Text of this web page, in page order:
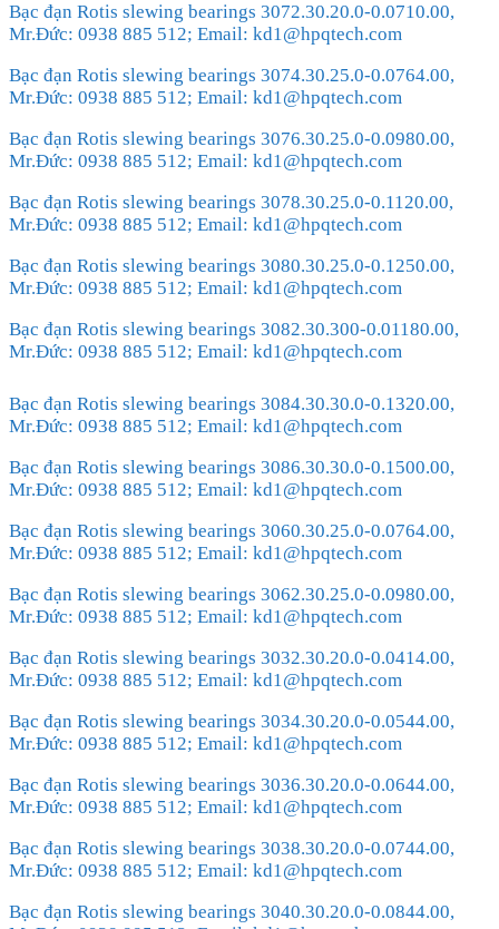
Bạc đạn Rotis slewing bearings 3072.30.20.0-0.0710.00,
Mr.Đức: 0938 885 512; Email: kd1@hpqtech.com
Bạc đạn Rotis slewing bearings 3074.30.25.0-0.0764.00,
Mr.Đức: 0938 885 512; Email: kd1@hpqtech.com
Bạc đạn Rotis slewing bearings 3076.30.25.0-0.0980.00,
Mr.Đức: 0938 885 512; Email: kd1@hpqtech.com
Bạc đạn Rotis slewing bearings 3078.30.25.0-0.1120.00,
Mr.Đức: 0938 885 512; Email: kd1@hpqtech.com
Bạc đạn Rotis slewing bearings 3080.30.25.0-0.1250.00,
Mr.Đức: 0938 885 512; Email: kd1@hpqtech.com
Bạc đạn Rotis slewing bearings 3082.30.300-0.01180.00,
Mr.Đức: 0938 885 512; Email: kd1@hpqtech.com
Bạc đạn Rotis slewing bearings 3084.30.30.0-0.1320.00,
Mr.Đức: 0938 885 512; Email: kd1@hpqtech.com
Bạc đạn Rotis slewing bearings 3086.30.30.0-0.1500.00,
Mr.Đức: 0938 885 512; Email: kd1@hpqtech.com
Bạc đạn Rotis slewing bearings 3060.30.25.0-0.0764.00,
Mr.Đức: 0938 885 512; Email: kd1@hpqtech.com
Bạc đạn Rotis slewing bearings 3062.30.25.0-0.0980.00,
Mr.Đức: 0938 885 512; Email: kd1@hpqtech.com
Bạc đạn Rotis slewing bearings 3032.30.20.0-0.0414.00,
Mr.Đức: 0938 885 512; Email: kd1@hpqtech.com
Bạc đạn Rotis slewing bearings 3034.30.20.0-0.0544.00,
Mr.Đức: 0938 885 512; Email: kd1@hpqtech.com
Bạc đạn Rotis slewing bearings 3036.30.20.0-0.0644.00,
Mr.Đức: 0938 885 512; Email: kd1@hpqtech.com
Bạc đạn Rotis slewing bearings 3038.30.20.0-0.0744.00,
Mr.Đức: 0938 885 512; Email: kd1@hpqtech.com
Bạc đạn Rotis slewing bearings 3040.30.20.0-0.0844.00,